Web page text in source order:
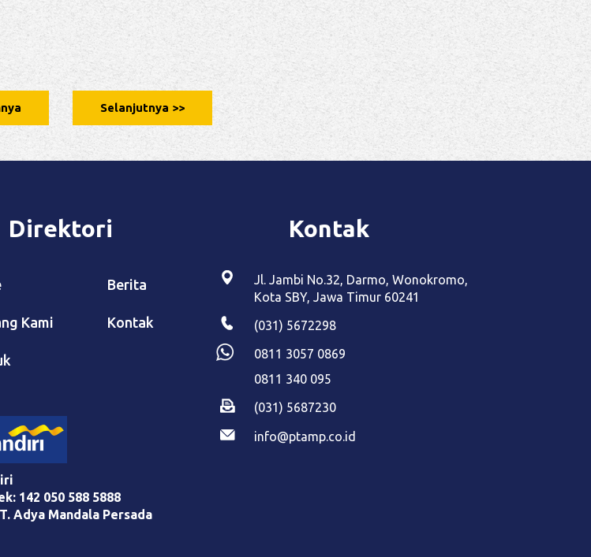
Selanjutnya >>
Direktori
Kami
Berita
Kontak
142 050 588 5888
Mandala Persada
Kontak
Jl. Jambi No.32, Darmo, Wonokromo,
Kota SBY, Jawa Timur 60241
(031) 5672298
0811 3057 0869
0811 340 095
(031) 5687230
info@ptamp.co.id